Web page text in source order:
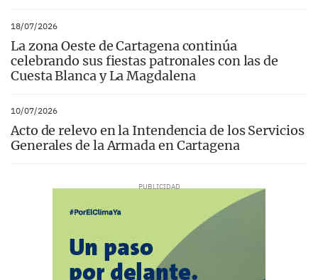
18/07/2026
La zona Oeste de Cartagena continúa
celebrando sus fiestas patronales con las de
Cuesta Blanca y La Magdalena
10/07/2026
Acto de relevo en la Intendencia de los Servicios
Generales de la Armada en Cartagena